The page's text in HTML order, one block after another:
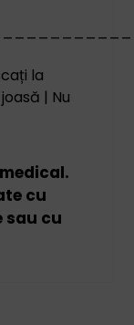
la
| Nu
cu
sau cu